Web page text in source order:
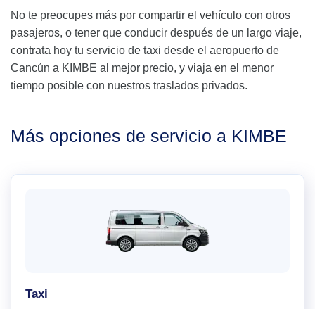
No te preocupes más por compartir el vehículo con otros
pasajeros, o tener que conducir después de un largo viaje,
contrata hoy tu servicio de taxi desde el aeropuerto de
Cancún a KIMBE al mejor precio, y viaja en el menor
tiempo posible con nuestros traslados privados.
Más opciones de servicio a KIMBE
Taxi